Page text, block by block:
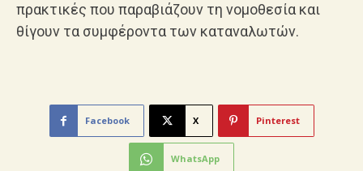
πρακτικές που παραβιάζουν τη νομοθεσία και
θίγουν τα συμφέροντα των καταναλωτών.
Facebook X Pinterest
WhatsApp